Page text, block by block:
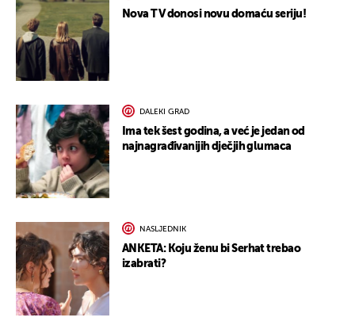
Nova TV donosi novu domaću seriju!
DALEKI GRAD
Ima tek šest godina, a već je jedan od
najnagrađivanijih dječjih glumaca
NASLJEDNIK
ANKETA: Koju ženu bi Serhat trebao
izabrati?